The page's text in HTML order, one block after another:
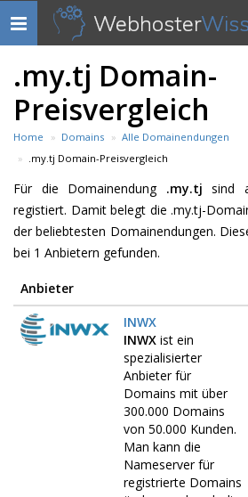
Navigation
anzeigen
Webhoster
.my.tj Domain-
Preisvergleich
Home Domains
Alle Domainendungen
.my.tj Domain-Preisvergleich
Für die Domainendung .my.tj sind
registiert. Damit belegt die .my.tj-
der beliebtesten Domainendungen.
bei 1 Anbietern gefunden.
Anbieter
INWX
INWX ist ein
spezialisierter
Anbieter für
Domains mit über
300.000 Domains
von 50.000 Kunden.
Man kann die
Nameserver für
registrierte Domains